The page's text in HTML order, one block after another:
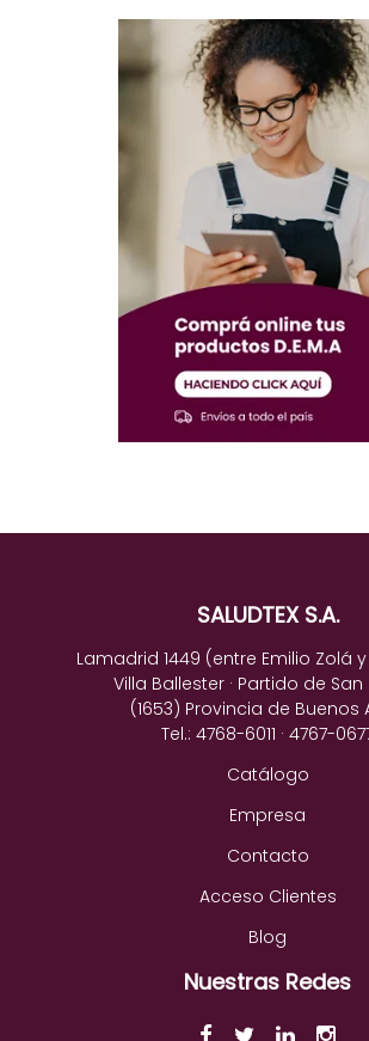
SALUDTEX S.A.
Lamadrid 1449 (entre Emilio Zolá
Villa Ballester · Partido de
(1653) Provincia de Buenos
Tel.: 4768-6011 · 4767-
Catálogo
Empresa
Contacto
Acceso Clientes
Blog
Nuestras Redes